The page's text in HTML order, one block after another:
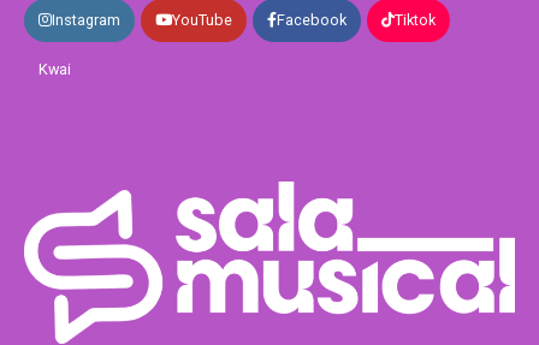
Instagram YouTube Facebook Tiktok
Kwai